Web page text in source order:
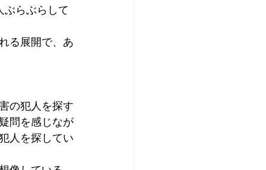
らぶらして
る展開で、あ
の犯人を探す
問を感じなが
人を探してい